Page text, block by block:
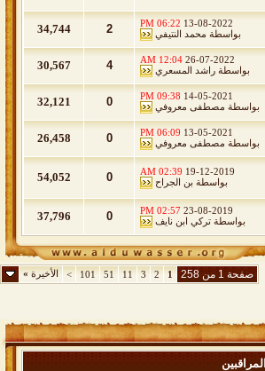
13-08-2022
06:22 PM
بواسطة محمد النتيفي 2
34,744
26-07-2022
12:04 AM
بواسطة راشد المسعري 4
30,567
14-05-2021
09:38 PM
بواسطة مصطفى معروفي 0
32,121
13-05-2021
06:09 PM
بواسطة مصطفى معروفي 0
26,458
19-12-2019
02:39 AM
بواسطة بن الجراح 0
54,052
23-08-2019
02:57 PM
بواسطة تركي ابن نايف 0
37,796
صفحة 1 من 258 1
2
3
11
51
101
> الأخيرة»
المراقبين